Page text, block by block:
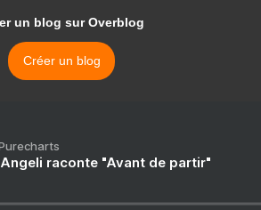
un blog sur Overblog
Créer un blog
Angeli raconte "Avant de partir"